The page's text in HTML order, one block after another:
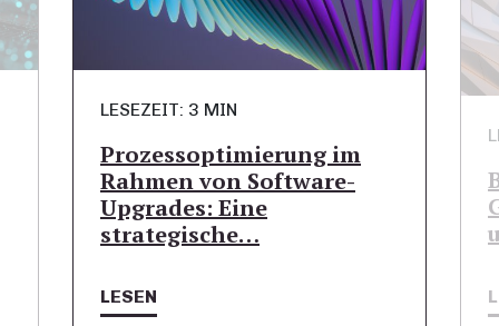
LESEZEIT: 3 MIN
Prozessoptimierung im
Rahmen von Software-
Upgrades: Eine
strategische…
LESEN